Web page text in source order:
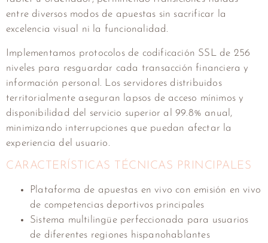
entre diversos modos de apuestas sin sacrificar la
excelencia visual ni la funcionalidad.
Implementamos protocolos de codificación SSL de 256
niveles para resguardar cada transacción financiera y
información personal. Los servidores distribuidos
territorialmente aseguran lapsos de acceso mínimos y
disponibilidad del servicio superior al 99.8% anual,
minimizando interrupciones que puedan afectar la
experiencia del usuario.
CARACTERÍSTICAS TÉCNICAS PRINCIPALES
Plataforma de apuestas en vivo con emisión en vivo
de competencias deportivos principales
Sistema multilingüe perfeccionada para usuarios
de diferentes regiones hispanohablantes